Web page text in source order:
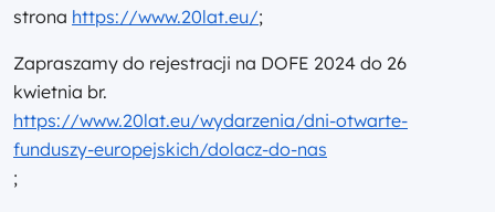
strona https://www.20lat.eu/;
Zapraszamy do rejestracji na DOFE 2024 do 26
kwietnia br.
https://www.20lat.eu/wydarzenia/dni-otwarte-
funduszy-europejskich/dolacz-do-nas
;